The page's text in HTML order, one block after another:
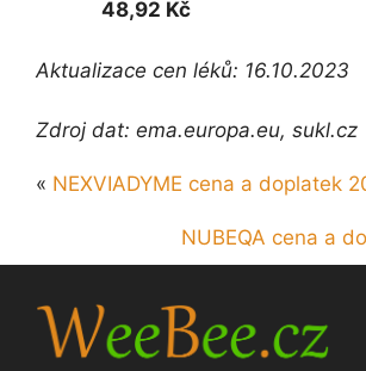
48,92 Kč
Aktualizace cen léků: 16.10.2023
Zdroj dat: ema.europa.eu, sukl.cz
« NEXVIADYME cena a doplatek
NUBEQA cena a